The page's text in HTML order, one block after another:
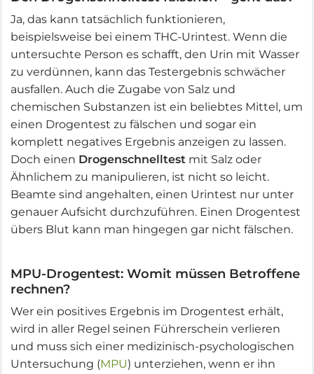
Ja, das kann tatsächlich funktionieren,
beispielsweise bei einem THC-Urintest. Wenn die
untersuchte Person es schafft, den Urin mit Wasser
zu verdünnen, kann das Testergebnis schwächer
ausfallen. Auch die Zugabe von Salz und
chemischen Substanzen ist ein beliebtes Mittel, um
einen Drogentest zu fälschen und sogar ein
komplett negatives Ergebnis anzeigen zu lassen.
Doch einen Drogenschnelltest mit Salz oder
Ähnlichem zu manipulieren, ist nicht so leicht.
Beamte sind angehalten, einen Urintest nur unter
genauer Aufsicht durchzuführen. Einen Drogentest
übers Blut kann man hingegen gar nicht fälschen.
MPU-Drogentest: Womit müssen Betroffene
rechnen?
Wer ein positives Ergebnis im Drogentest erhält,
wird in aller Regel seinen Führerschein verlieren
und muss sich einer medizinisch-psychologischen
Untersuchung (MPU) unterziehen, wenn er ihn